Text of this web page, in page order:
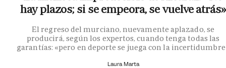
hay plazos; si se empeora, se vuelve atrás»
El regreso del murciano, nuevamente aplazado, se
producirá, según los expertos, cuando tenga todas las
garantías: «pero en deporte se juega con la
Laura Marta